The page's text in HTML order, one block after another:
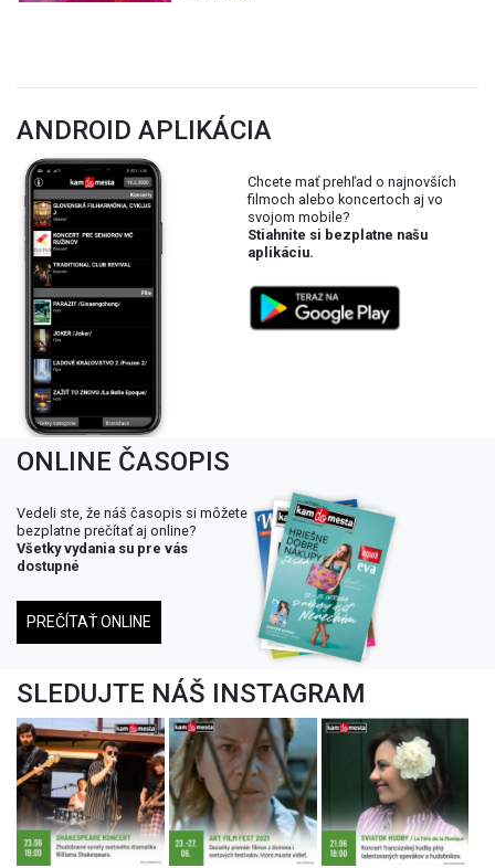
ANDROID APLIKÁCIA
Chcete mať prehľad o najnovších
filmoch alebo koncertoch aj vo
svojom mobile?
Stiahnite si bezplatne našu
aplikáciu.
ONLINE ČASOPIS
Vedeli ste, že náš časopis si môžete
bezplatne prečítať aj online?
Všetky vydania su pre vás
dostupné
PREČÍTAŤ ONLINE
SLEDUJTE NÁŠ INSTAGRAM